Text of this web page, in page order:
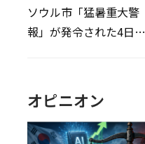
ソウル市「猛暑重大警
報」が発令された4日、
オピニオン